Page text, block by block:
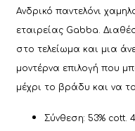
Ανδρικό παντελόνι
εταιρείας Gabba.
στο τελείωμα και μια
μοντέρνα επιλογή που
μέχρι το βράδυ και να
Σύνθεση: 53% cott.